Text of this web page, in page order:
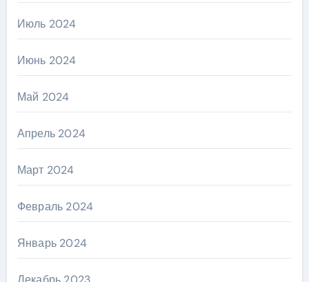
Июль 2024
Июнь 2024
Май 2024
Апрель 2024
Март 2024
Февраль 2024
Январь 2024